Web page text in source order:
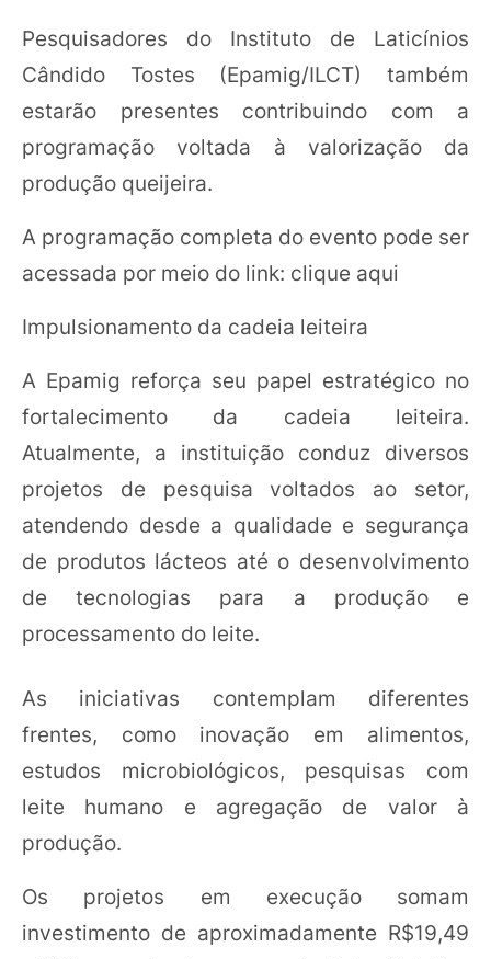
Pesquisadores do Instituto de Laticínios
Cândido Tostes (Epamig/ILCT) também
estarão presentes contribuindo com a
programação voltada à valorização da
produção queijeira.
A programação completa do evento pode ser
acessada por meio do link: clique aqui
Impulsionamento da cadeia leiteira
A Epamig reforça seu papel estratégico no
fortalecimento da cadeia leiteira.
Atualmente, a instituição conduz diversos
projetos de pesquisa voltados ao setor,
atendendo desde a qualidade e segurança
de produtos lácteos até o desenvolvimento
de tecnologias para a produção e
processamento do leite.
As iniciativas contemplam diferentes
frentes, como inovação em alimentos,
estudos microbiológicos, pesquisas com
leite humano e agregação de valor à
produção.
Os projetos em execução somam
investimento de aproximadamente R$19,49